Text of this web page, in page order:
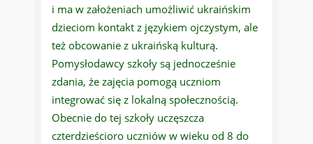
i ma w założeniach umożliwić ukraińskim
dzieciom kontakt z językiem ojczystym, ale
też obcowanie z ukraińską kulturą.
Pomysłodawcy szkoły są jednocześnie
zdania, że zajęcia pomogą uczniom
integrować się z lokalną społecznością.
Obecnie do tej szkoły uczęszcza
czterdzieścioro uczniów w wieku od 8 do